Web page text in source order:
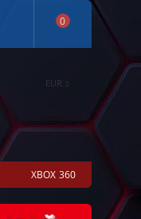
EUR
0
XBOX 360